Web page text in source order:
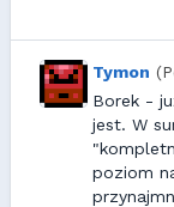
Tymon
Borek -
jest. W
poziom